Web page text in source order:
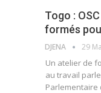
Togo :
formés
DJENA 29
Un atelier de
au travail
Parlementaire